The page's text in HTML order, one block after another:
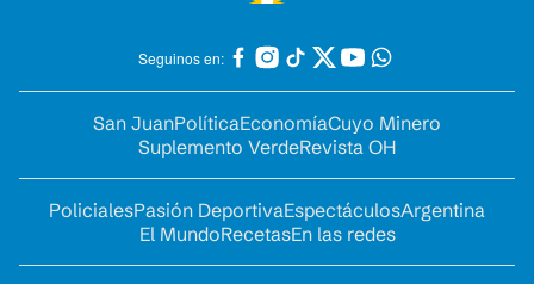
Seguinos en:
San JuanPolíticaEconomíaCuyo Minero
Suplemento VerdeRevista OH
PolicialesPasión DeportivaEspectáculosArgentina
El MundoRecetasEn las redes